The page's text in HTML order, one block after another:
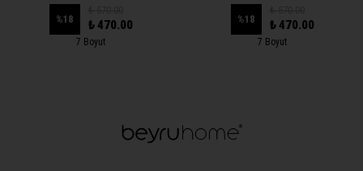
%18 ₺ 470.00
7 Boyut
%18 ₺ 470.00
7 Boyut